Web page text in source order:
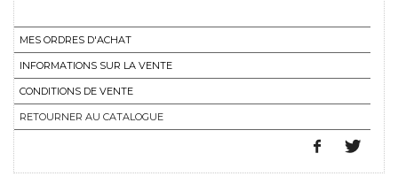
MES ORDRES D'ACHAT
INFORMATIONS SUR LA VENTE
CONDITIONS DE VENTE
RETOURNER AU CATALOGUE